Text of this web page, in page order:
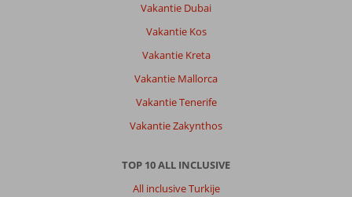
Vakantie Dubai
Vakantie Kos
Vakantie Kreta
Vakantie Mallorca
Vakantie Tenerife
Vakantie Zakynthos
TOP 10 ALL INCLUSIVE
All inclusive Turkije